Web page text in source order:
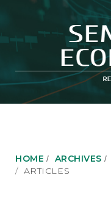
g
n
M
HOME ARCHIVES
ARTICLES